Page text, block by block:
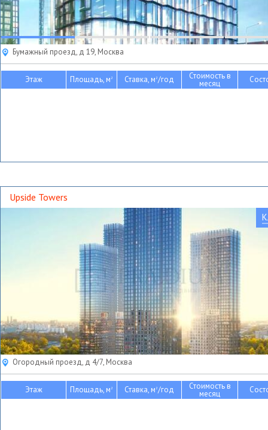
Бумажный проезд, д 19, Москва
Этаж Площадь, м2 Ставка, м2/год Стоимость в
месяц
Upside Towers
Огородный проезд, д 4/7, Москва
Этаж Площадь, м2 Ставка, м2/год Стоимость в
месяц